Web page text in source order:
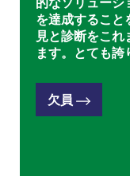
的なソリューシ
を達成すること
見と診断をこれ
ます。とても誇
欠員